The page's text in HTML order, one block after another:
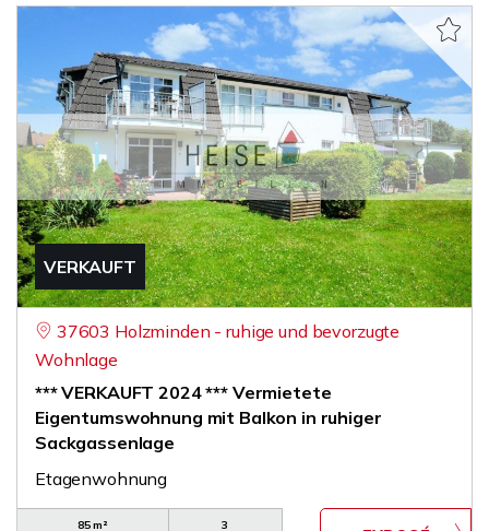
VERKAUFT
37603 Holzminden - ruhige und bevorzugte
Wohnlage
*** VERKAUFT 2024 *** Vermietete
Eigentumswohnung mit Balkon in ruhiger
Sackgassenlage
Etagenwohnung
85 m²
3